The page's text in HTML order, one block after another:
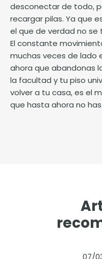
desconectar de todo,
recargar pilas. Ya que
el que de verdad no
El constante
muchas veces de lado
ahora que abandonas
la facultad y tu piso
volver a tu casa, es el
que hasta ahora no
07/